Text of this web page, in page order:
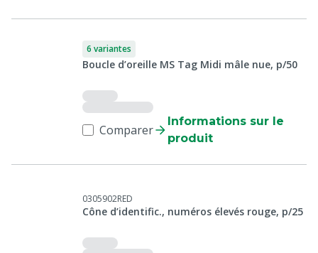
6 variantes
Boucle d’oreille MS Tag Midi mâle nue, p/50
Comparer
Informations sur le
produit
0305902RED
Cône d’identific., numéros élevés rouge, p/25